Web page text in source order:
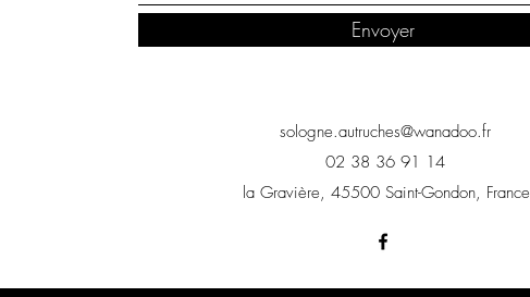
Envoyer
sologne.autruches@wanadoo.fr
02 38 36 91 14
la Gravière, 45500 Saint-Gondon, France